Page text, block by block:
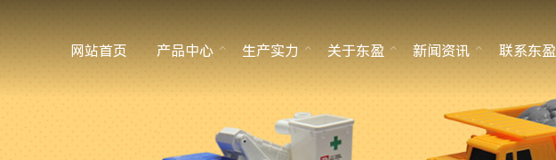
网站首页 产品中心 生产实力 关于东盈 新闻资讯 联系东盈